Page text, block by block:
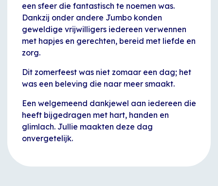
een sfeer die fantastisch te noemen was.
Dankzij onder andere Jumbo konden
geweldige vrijwilligers iedereen verwennen
met hapjes en gerechten, bereid met liefde en
zorg.
Dit zomerfeest was niet zomaar een dag; het
was een beleving die naar meer smaakt.
Een welgemeend dankjewel aan iedereen die
heeft bijgedragen met hart, handen en
glimlach. Jullie maakten deze dag
onvergetelijk.